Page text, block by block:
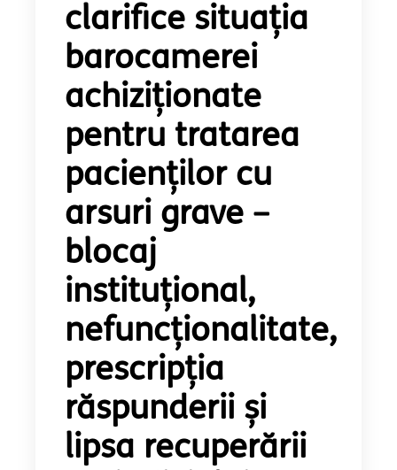
clarifice situația
barocamerei
achiziționate
pentru tratarea
pacienților cu
arsuri grave –
blocaj
instituțional,
nefuncționalitate,
prescripția
răspunderii și
lipsa recuperării